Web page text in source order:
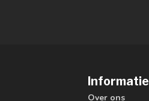
Informatie
Over ons